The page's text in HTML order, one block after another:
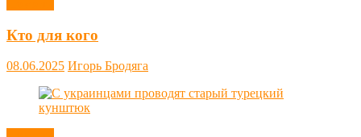
Кто для кого
08.06.2025 Игорь Бродяга